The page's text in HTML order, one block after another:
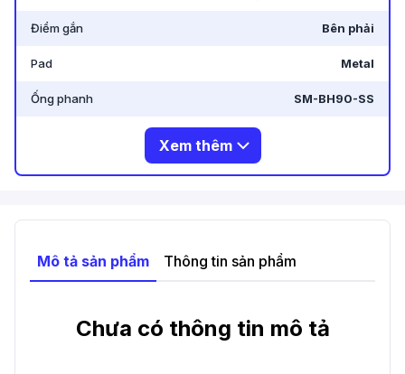
Điểm gắn Bên phải
Pad Metal
Ống phanh SM-BH90-SS
Xem thêm
Mô tả sản phẩm Thông tin sản phẩm
Chưa có thông tin mô tả